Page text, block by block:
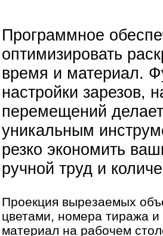
Программное
оптимизировать
время и материал.
настройки зарезов,
перемещений
уникальным
резко экономить
ручной труд и
Проекция вырезаемых
цветами, номера тиража
материал на рабочем
RZCAM5-1509AF
RZCAM5-1509AF
II
В НАЧАЛО
ВИДЕО